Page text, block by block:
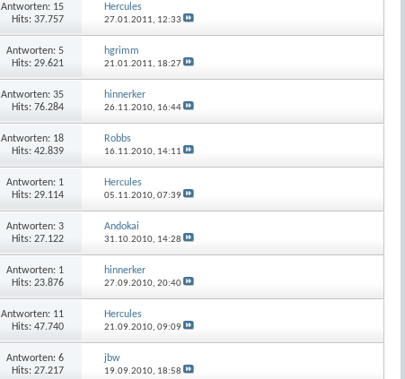
Antworten: 15
Hits: 37.757
Hercules
27.01.2011, 12:33
Antworten: 5
Hits: 29.621
hgrimm
21.01.2011, 18:27
Antworten: 35
Hits: 76.284
hinnerker
26.11.2010, 16:44
Antworten: 18
Hits: 42.839
Robbs
16.11.2010, 14:11
Antworten: 1
Hits: 29.114
Hercules
05.11.2010,07:39
Antworten: 3
Hits: 27.122
Andokai
31.10.2010, 14:28
Antworten: 1
Hits: 23.876
hinnerker
27.09.2010,20:40
Antworten: 11
Hits: 47.740
Hercules
21.09.2010,09:09
Antworten: 6
Hits: 27.217
jbw
19.09.2010, 18:58